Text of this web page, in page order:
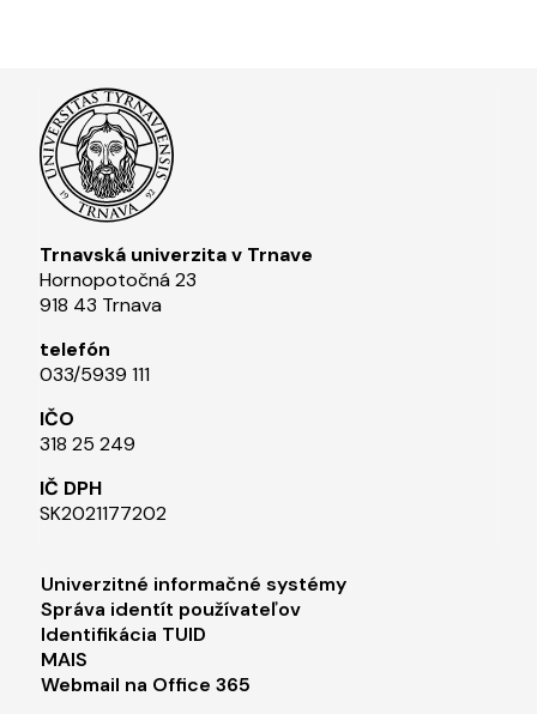
Trnavská univerzita v Trnave
Hornopotočná 23
918 43 Trnava
telefón
033/5939 111​
IČO
318 25 249
IČ DPH
SK2021177202​
Footer menu 1
Univerzitné informačné systémy
Správa identít používateľov
Identifikácia TUID
MAIS
Webmail na Office 365